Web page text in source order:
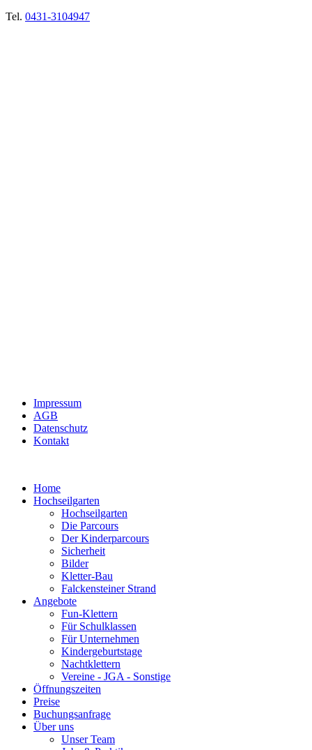
Tel. 0431-3104947
Impressum
AGB
Datenschutz
Kontakt
Home
Hochseilgarten
Hochseilgarten
Die Parcours
Der Kinderparcours
Sicherheit
Bilder
Kletter-Bau
Falckensteiner Strand
Angebote
Fun-Klettern
Für Schulklassen
Für Unternehmen
Kindergeburtstage
Nachtklettern
Vereine - JGA - Sonstige
Öffnungszeiten
Preise
Buchungsanfrage
Über uns
Unser Team